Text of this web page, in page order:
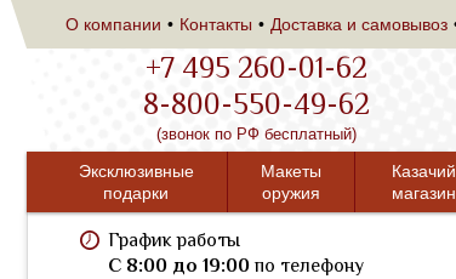
О компании Контакты Доставка и самовывоз
+7 495 260-01-62
8-800-550-49-62
(звонок по РФ бесплатный)
Эксклюзивные
подарки
Макеты
оружия
Казачий
магазин
График работы
C 8:00 до 19:00по телефону